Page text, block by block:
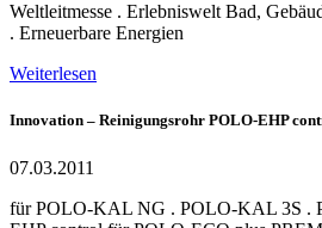
Weltleitmesse . Erlebniswelt Bad,
. Erneuerbare Energien
Weiterlesen
Innovation – Reinigungsrohr POLO-EHP
07.03.2011
für POLO-KAL NG . POLO-KAL 3S .